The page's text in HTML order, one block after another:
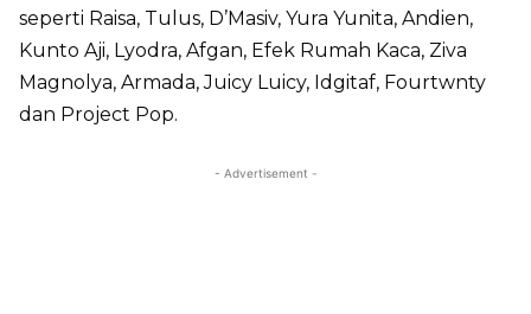
seperti Raisa, Tulus, D’Masiv, Yura Yunita, Andien,
Kunto Aji, Lyodra, Afgan, Efek Rumah Kaca, Ziva
Magnolya, Armada, Juicy Luicy, Idgitaf, Fourtwnty
dan Project Pop.
- Advertisement -